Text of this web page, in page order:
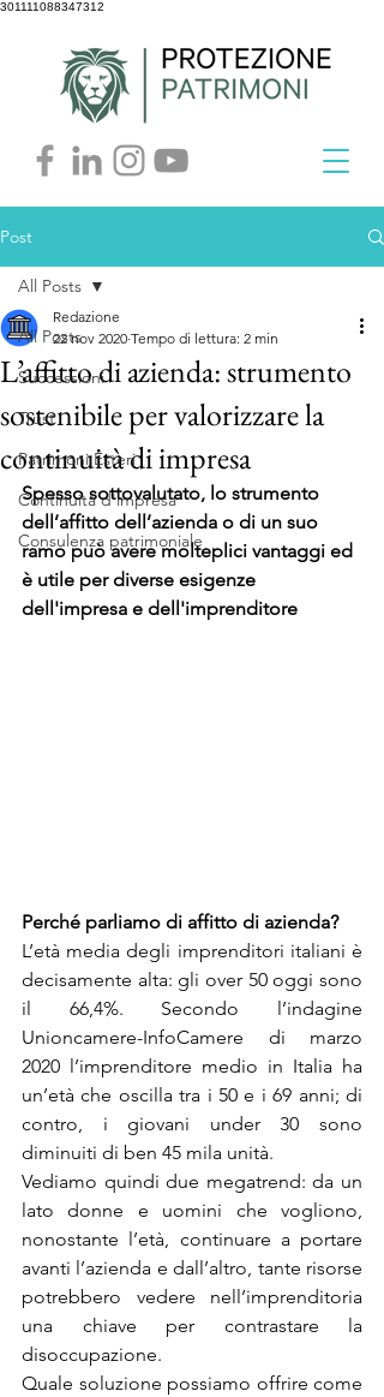
301111088347312
Post
All Posts
Successioni
Trust
Patrimoni Esteri
Continuità d'impresa
Consulenza patrimoniale
All Posts
L’affitto di azienda: strumento
sostenibile per valorizzare la
continuità di impresa
Redazione
22 nov 2020 Tempo di lettura: 2 min
Spesso sottovalutato, lo strumento
dell’affitto dell’azienda o di un suo
ramo può avere molteplici vantaggi ed
è utile per diverse esigenze
dell'impresa e dell'imprenditore
Perché parliamo di affitto di azienda?
L’età media degli imprenditori italiani è
decisamente alta: gli over 50 oggi sono
il 66,4%. Secondo l’indagine
Unioncamere-InfoCamere di marzo
2020
l’imprenditore medio in Italia ha
un’età che oscilla tra i 50 e i 69 anni; di
contro, i giovani under 30 sono
diminuiti di ben 45 mila unità.
Vediamo quindi due megatrend: da un
lato donne e uomini che vogliono,
nonostante l’età, continuare a portare
avanti l’azienda e dall’altro, tante risorse
potrebbero vedere nell’imprenditoria
una chiave per contrastare la
disoccupazione.
Quale soluzione possiamo offrire come